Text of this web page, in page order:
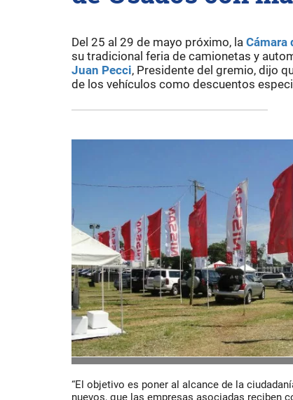
Del 25 al 29 de mayo próximo, la Cámara
su tradicional feria de camionetas y
Juan Pecci, Presidente del gremio, dijo
de los vehículos como descuentos
“El objetivo es poner al alcance de la
nuevos, que las empresas asociadas reciben